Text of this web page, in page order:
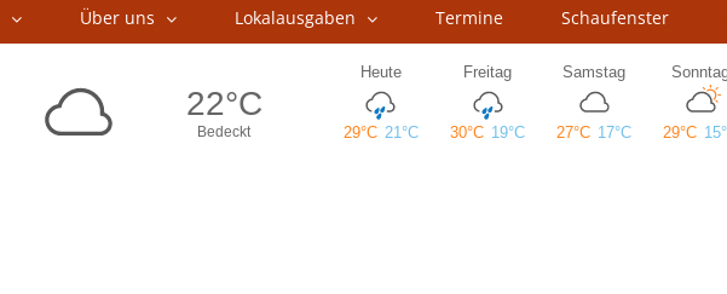
Über uns Lokalausgaben Termine Schaufenster